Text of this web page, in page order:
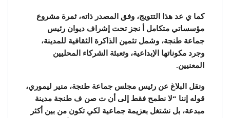
كما ي عد هذا التتويج، وفق المصدر ذاته، ثمرة مشروع
مؤسساتي متكامل أ نجز تحت إشراف ديوان رئيس
جماعة طنجة، وشمل تثمين الذاكرة الثقافية للمدينة،
وجرد مكوناتها الإبداعية، وتعبئة الشركاء المحليين
المعنيين.
ونقل البلاغ عن رئيس مجلس جماعة طنجة، منير ليموري،
قوله إننا “لا نطمح فقط إلى أن ت صن ف طنجة مدينة
مبدعة، بل نشتغل بعزيمة جماعية لكي تكون من بين أكثر